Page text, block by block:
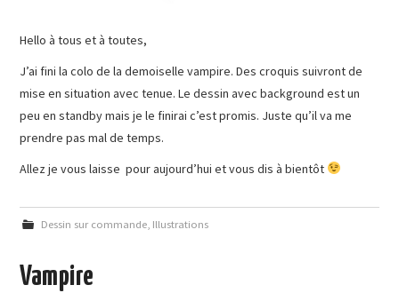
Hello à tous et à toutes,
J’ai fini la colo de la demoiselle vampire. Des croquis suivront de
mise en situation avec tenue. Le dessin avec background est un
peu en standby mais je le finirai c’est promis. Juste qu’il va me
prendre pas mal de temps.
Allez je vous laisse pour aujourd’hui et vous dis à bientôt
Dessin sur commande, Illustrations
Vampire